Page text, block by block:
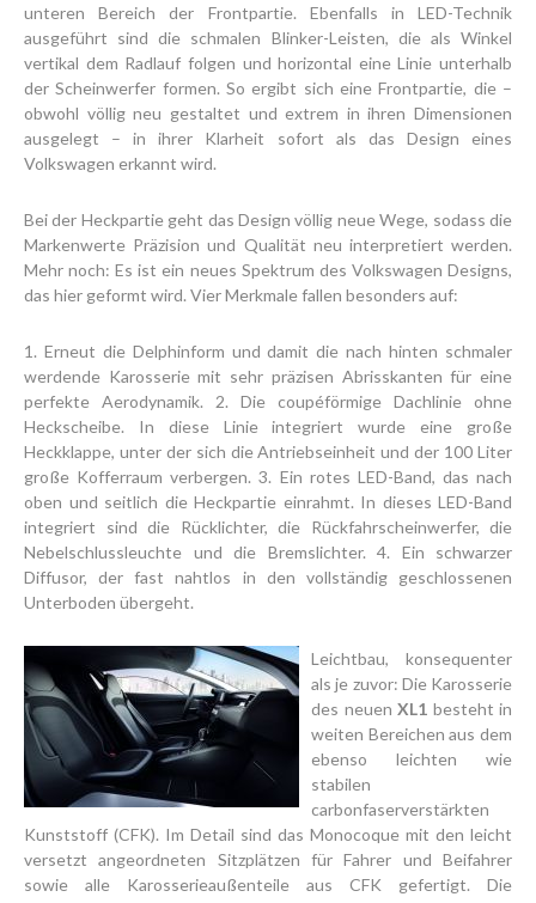
unteren Bereich der Frontpartie. Ebenfalls in LED-Technik
ausgeführt sind die schmalen Blinker-Leisten, die als Winkel
vertikal dem Radlauf folgen und horizontal eine Linie unterhalb
der Scheinwerfer formen. So ergibt sich eine Frontpartie, die –
obwohl völlig neu gestaltet und extrem in ihren Dimensionen
ausgelegt – in ihrer Klarheit sofort als das Design eines
Volkswagen erkannt wird.
Bei der Heckpartie geht das Design völlig neue Wege, sodass die
Markenwerte Präzision und Qualität neu interpretiert werden.
Mehr noch: Es ist ein neues Spektrum des Volkswagen Designs,
das hier geformt wird. Vier Merkmale fallen besonders auf:
1. Erneut die Delphinform und damit die nach hinten schmaler
werdende Karosserie mit sehr präzisen Abrisskanten für eine
perfekte Aerodynamik. 2. Die coupéförmige Dachlinie ohne
Heckscheibe. In diese Linie integriert wurde eine große
Heckklappe, unter der sich die Antriebseinheit und der 100 Liter
große Kofferraum verbergen. 3. Ein rotes LED-Band, das nach
oben und seitlich die Heckpartie einrahmt. In dieses LED-Band
integriert sind die Rücklichter, die Rückfahrscheinwerfer, die
Nebelschlussleuchte und die Bremslichter. 4. Ein schwarzer
Diffusor, der fast nahtlos in den vollständig geschlossenen
Unterboden übergeht.
Leichtbau, konsequenter
als je zuvor: Die Karosserie
des neuen XL1 besteht in
weiten Bereichen aus dem
ebenso leichten wie
stabilen
carbonfaserverstärkten
Kunststoff (CFK). Im Detail sind das Monocoque mit den leicht
versetzt angeordneten Sitzplätzen für Fahrer und Beifahrer
sowie alle Karosserieaußenteile aus CFK gefertigt. Die